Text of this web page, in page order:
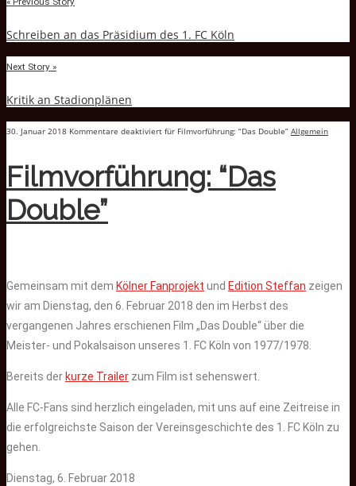
Schreiben an das Präsidium des 1. FC Köln
Next Story »
Kritik an Stadionplänen
30. Januar 2018 Kommentare deaktiviert für Filmvorführung: “Das Double” Allgemein
Filmvorführung: “Das
Double”
Gemeinsam mit dem Kölner Fanprojekt und Edition Steffan zeigen
wir am Dienstag, den 6. Februar 2018 den im Herbst des
vergangenen Jahres erschienen Film „Das Double“ über die
Meister- und Pokalsaison unseres 1. FC Köln von 1977/1978.
Bereits der kurze Trailer zum Film ist sehenswert.
Alle FC-Fans sind herzlich eingeladen, mit uns auf eine Zeitreise in
die erfolgreichste Saison der Vereinsgeschichte des 1. FC Köln zu
gehen.
Dienstag, 6. Februar 2018